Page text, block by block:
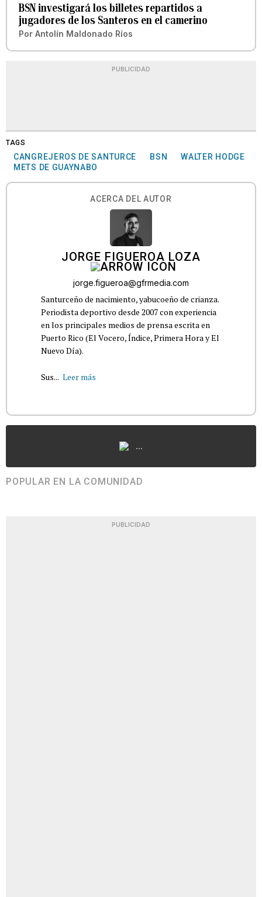
BSN investigará los billetes repartidos a
jugadores de los Santeros en el camerino
Por Antolín Maldonado Ríos
PUBLICIDAD
TAGS
CANGREJEROS DE SANTURCE BSN
WALTER HODGE
METS DE GUAYNABO
ACERCA DEL AUTOR
JORGE FIGUEROA LOZA
jorge.figueroa@gfrmedia.com
Santurceño de nacimiento, yabucoeño de crianza.
Periodista deportivo desde 2007 con experiencia
en los principales medios de prensa escrita en
Puerto Rico (El Vocero, Índice, Primera Hora y El
Nuevo Día).
Sus... Leer más
...
POPULAR EN LA COMUNIDAD
PUBLICIDAD